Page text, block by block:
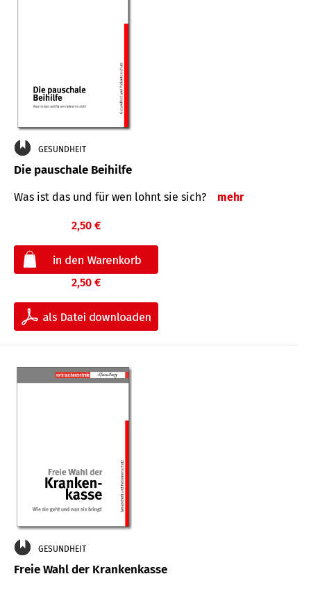
GESUNDHEIT
Die pauschale Beihilfe
Was ist das und für wen lohnt sie sich? mehr
2,50 €
2,50 €
GESUNDHEIT
Freie Wahl der Krankenkasse